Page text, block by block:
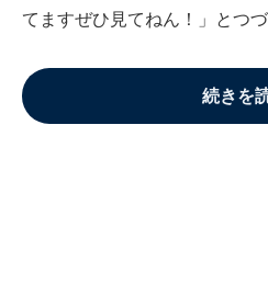
てますぜひ見てねん！」とつ
続きを